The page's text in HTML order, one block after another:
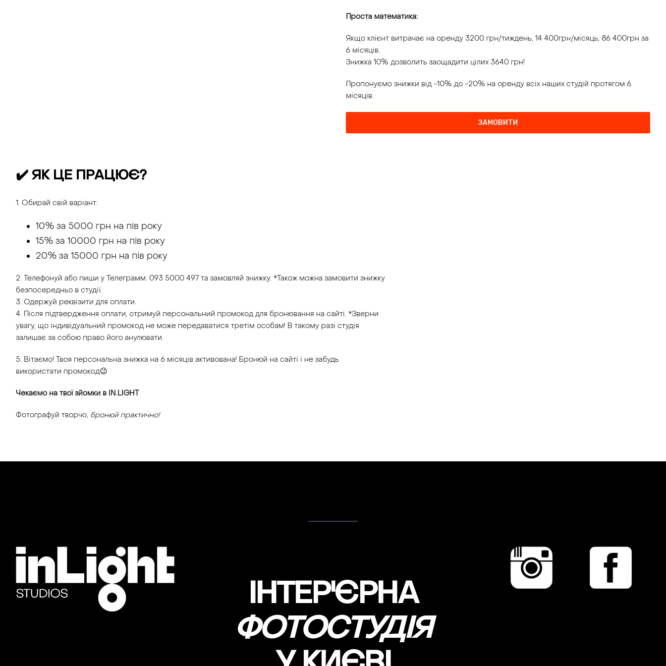
Проста математика:
Якщо клієнт витрачає на оренду 3200 грн/тиждень, 14 400грн/місяць, 86 400грн за
6 місяців.
Знижка 10% дозволить заощадити цілих 3640 грн!
Пропонуємо знижки від -10% до -20% на оренду всіх наших студій протягом 6
місяців.
ЗАМОВИТИ
✔️ ЯК ЦЕ ПРАЦЮЄ?
1. Обирай свій варіант:
10% за 5000 грн на пів року
15% за 10000 грн на пів року
20% за 15000 грн на пів року
2. Телефонуй або пиши у Телеграмм: 093 5000 497 та замовляй знижку. *Також можна замовити знижку
безпосередньо в студії.
3. Одержуй реквізити для оплати.
4. Після підтвердження оплати, отримуй персональний промокод для бронювання на сайті. *Зверни
увагу, що індивідуальний промокод не може передаватися третім особам! В такому разі студія
залишає за собою право його анулювати.
5. Вітаємо! Твоя персональна знижка на 6 місяців активована! Бронюй на сайті і не забудь
використати промокод😉
Чекаємо на твої зйомки в IN.LIGHT
Фотографуй творчо, бронюй практично!
ІНТЕР'ЄРНА
ФОТОСТУДІЯ